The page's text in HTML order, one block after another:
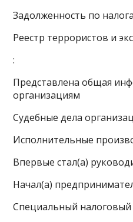
Задолженность по
Реестр террористов и
:
Представлена общая
организациям
Судебные дела
Исполнительные
Впервые стал(а)
Начал(а)
Специальный